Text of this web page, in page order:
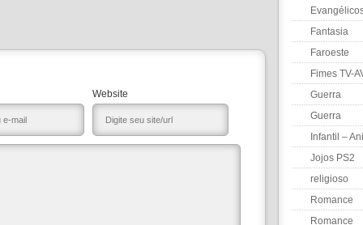
Website
Fantasia
Faroeste
Fimes TV-
Guerra
Guerra
Infantil –
Jojos PS2
religioso
Romance
Romance